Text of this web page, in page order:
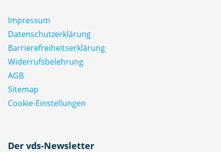
Impressum
Datenschutz­erklärung
Barrierefreiheitserklärung
Widerrufsbelehrung
AGB
Sitemap
Cookie-Einstellungen
Der vds-Newsletter
N